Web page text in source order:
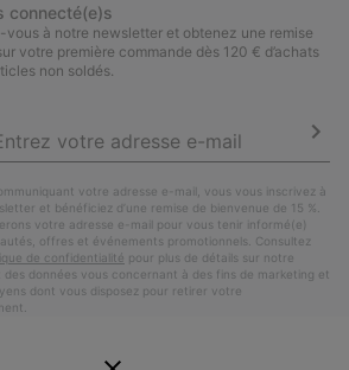
connecté(e)s
vous à notre newsletter et obtenez une remise
votre première commande dès 120 € d’achats
non soldés.
votre adresse e-mail, vous vous inscrivez à
et bénéficiez d’une remise de bienvenue de 15 %.
votre adresse e-mail pour vous tenir informé(e)
offres et événements promotionnels. Consultez
de confidentialité pour plus de détails sur notre
données vous concernant à des fins de marketing et
dont vous disposez pour retirer votre